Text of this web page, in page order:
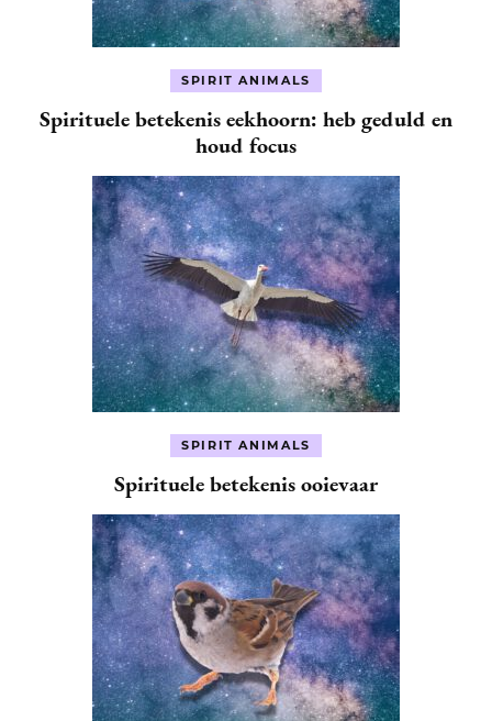
SPIRIT ANIMALS
Spirituele betekenis eekhoorn: heb geduld en
houd focus
SPIRIT ANIMALS
Spirituele betekenis ooievaar